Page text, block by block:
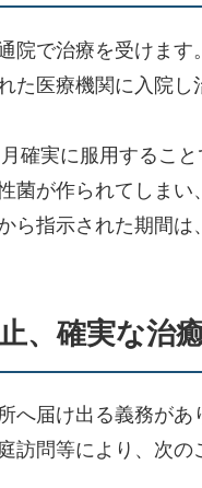
院で治療を受けます。
た医療機関に入院し
確実に服用すること
菌が作られてしまい
ら指示された期間は
、確実な治
へ届け出る義務があ
問等により、次の